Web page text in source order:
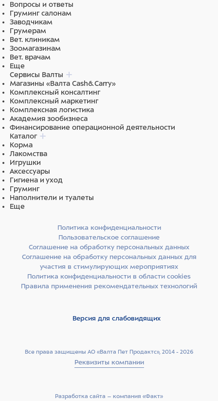
Вопросы и ответы
Груминг салонам
Заводчикам
Грумерам
Вет. клиникам
Зоомагазинам
Вет. врачам
Еще
Сервисы Валты
Магазины «Валта Cash&Carry»
Комплексный консалтинг
Комплексный маркетинг
Комплексная логистика
Академия зообизнеса
Финансирование операционной деятельности
Каталог
Корма
Лакомства
Игрушки
Аксессуары
Гигиена и уход
Груминг
Наполнители и туалеты
Еще
Все права защищены АО «Валта Пет Продактс», 2014 - 2026
Реквизиты компании
Политика конфиденциальности
Пользовательское соглашение
Соглашение на обработку персональных данных
Соглашение на обработку персональных данных для
участия в стимулирующих мероприятиях
Политика конфиденциальности в области cookies
Правила применения рекомендательных технологий
Версия для слабовидящих
Разработка сайта –­ компания «Факт»